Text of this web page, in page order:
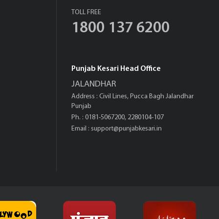
TOLL FREE
1800 137 6200
Punjab Kesari Head Office
JALANDHAR
Address : Civil Lines, Pucca Bagh Jalandhar
Punjab
Ph. : 0181-5067200, 2280104-107
Email : support@punjabkesari.in